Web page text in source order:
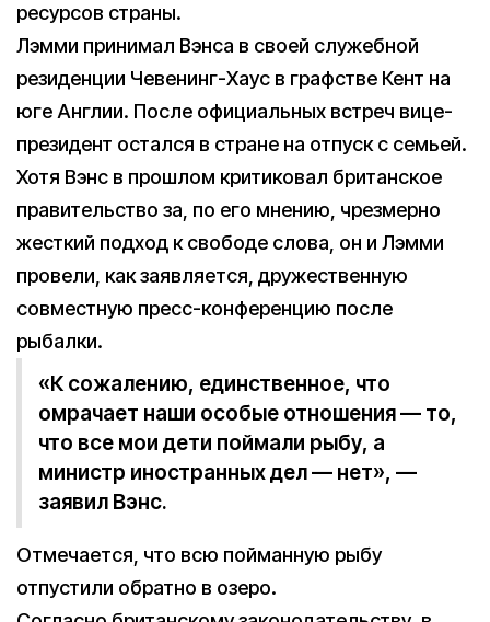
ресурсов страны.
Лэмми принимал Вэнса в своей служебной
резиденции Чевенинг-Хаус в графстве Кент на
юге Англии. После официальных встреч вице-
президент остался в стране на отпуск с семьей.
Хотя Вэнс в прошлом критиковал британское
правительство за, по его мнению, чрезмерно
жесткий подход к свободе слова, он и Лэмми
провели, как заявляется, дружественную
совместную пресс-конференцию после
рыбалки.
«К сожалению, единственное, что
омрачает наши особые отношения — то,
что все мои дети поймали рыбу, а
министр иностранных дел — нет», —
заявил Вэнс.
Отмечается, что всю пойманную рыбу
отпустили обратно в озеро.